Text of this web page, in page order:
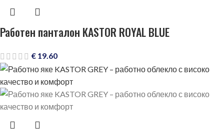
Работен панталон KASTOR ROYAL BLUE
€ 19.60